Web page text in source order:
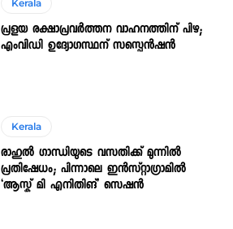
Kerala
പ്രളയ രക്ഷാപ്രവർത്തന വാഹനത്തിന് പിഴ;
എംവിഡി ഉദ്യോഗസ്ഥന് സസ്പെൻഷൻ
Kerala
രാഹുൽ ഗാന്ധിയുടെ വസതിക്ക് മുന്നിൽ
പ്രതിഷേധം; പിന്നാലെ ഇൻസ്റ്റാഗ്രാമിൽ
‘ആസ്ക് മി എനിതിങ്’ സെഷൻ